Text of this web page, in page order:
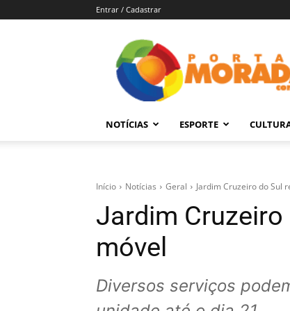
Entrar / Cadastrar
Morada
–
Araraquara
NOTÍCIAS ESPORTE
Início Notícias Geral Jardim Cruzeiro do Sul
Jardim Cruzeiro
móvel
Diversos serviços